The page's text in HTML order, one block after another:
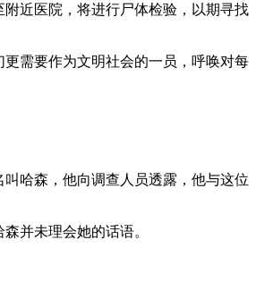
近医院，将进行尸体检验，以期寻找
需要作为文明社会的一员，呼唤对每
哈森，他向调查人员透露，他与这位
并未理会她的话语。